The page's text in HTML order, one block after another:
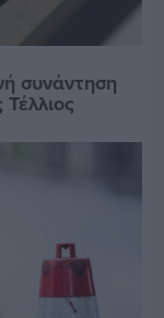
συνάντηση